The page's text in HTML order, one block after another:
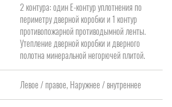
2 контура: один Е-контур уплотнения по
периметру дверной коробки и 1 контур
противопожарной противодымной ленты.
Утепление дверной коробки и дверного
полотна минеральной негорючей плитой.
Левое / правое, Наружнее / внутреннее